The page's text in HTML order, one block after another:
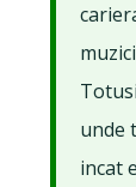
unde
incat